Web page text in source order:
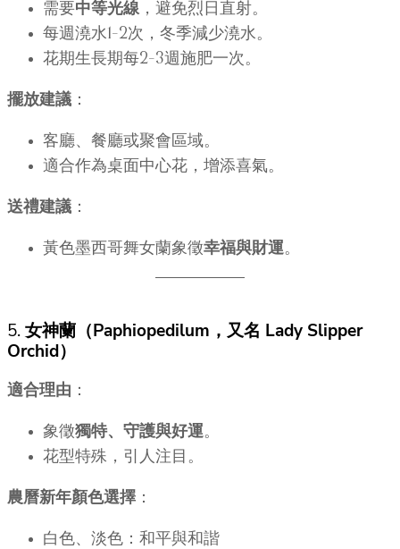
需要中等光線 ，避免烈日直射。
每週澆水1–2次，冬季減少澆水。
花期生長期每2–3週施肥一次。
擺放建議 ：
客廳、餐廳或聚會區域。
適合作為桌面中心花，增添喜氣。
送禮建議 ：
黃色墨西哥舞女蘭象徵幸福與財運。
5.女神蘭（Paphiopedilum，又名 Lady Slipper
Orchid）
適合理由 ：
象徵獨特、守護與好運。
花型特殊，引人注目。
農曆新年顏色選擇 ：
白色、淡色：和平與和諧